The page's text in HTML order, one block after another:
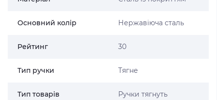
Основний колір Нержавіюча сталь
Рейтинг 30
Тип ручки Тягне
Тип товарів Ручки тягнуть